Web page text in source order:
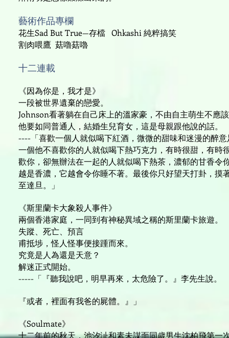
藝術作品專欄
花生Sad But True—存檔 Ohkashi 純粹搞笑
割肉喂鷹 菇嚕菇嚕
十二連載
《因為你是，我才是》
一段被世界遺棄的戀愛。
Johnson看著躺在自己床上的溫家豪，不由自主萌生不應
他要如同普通人，結婚生兒育女，這是母親跟他說的話。
----「喜歡一個人就似喝下紅酒，微微的甜味和迷漫的醉
一個他不喜歡你的人就似喝下熱巧克力，有時很甜，有時
歡你，卻無辦法在一起的人就似喝下熱茶，濃郁的甘香令
越是香濃，它越會令你睡不著。最後你只好望天打卦，摸
至達旦。」
《斯里蘭卡大象殺人事件》
兩個香港家庭，一同到有神秘異域之稱的斯里蘭卡旅遊。
失蹤、死亡、預言
甫抵埗，怪人怪事便接踵而來。
究竟是人為還是天意？
解迷正式開始。
-----「『聽我說吧，明早再來，太危險了。』李先生說。
『或者，裡面有我爸的屍體。』」
《Soulmate》
十二年前的秋天，池汐沚和素未謀面同歲男生沈柏飛第一